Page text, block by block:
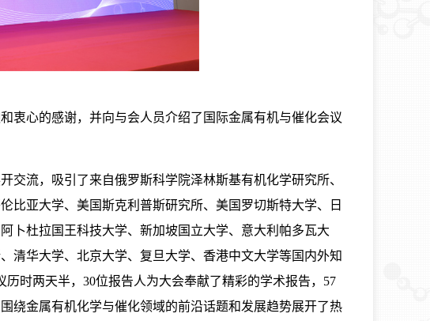
衷心的感谢，并向与会人员介绍了国际金属有机与催化会议
流，吸引了来自俄罗斯科学院泽林斯基有机化学研究所、
比亚大学、美国斯克利普斯研究所、美国罗切斯特大学、日
卜杜拉国王科技大学、新加坡国立大学、意大利帕多瓦大
清华大学、北京大学、复旦大学、香港中文大学等国内外知
时两天半，30位报告人为大会奉献了精彩的学术报告，57
绕金属有机化学与催化领域的前沿话题和发展趋势展开了热